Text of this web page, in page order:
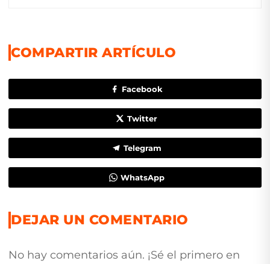
COMPARTIR ARTÍCULO
Facebook
Twitter
Telegram
WhatsApp
DEJAR UN COMENTARIO
No hay comentarios aún. ¡Sé el primero en